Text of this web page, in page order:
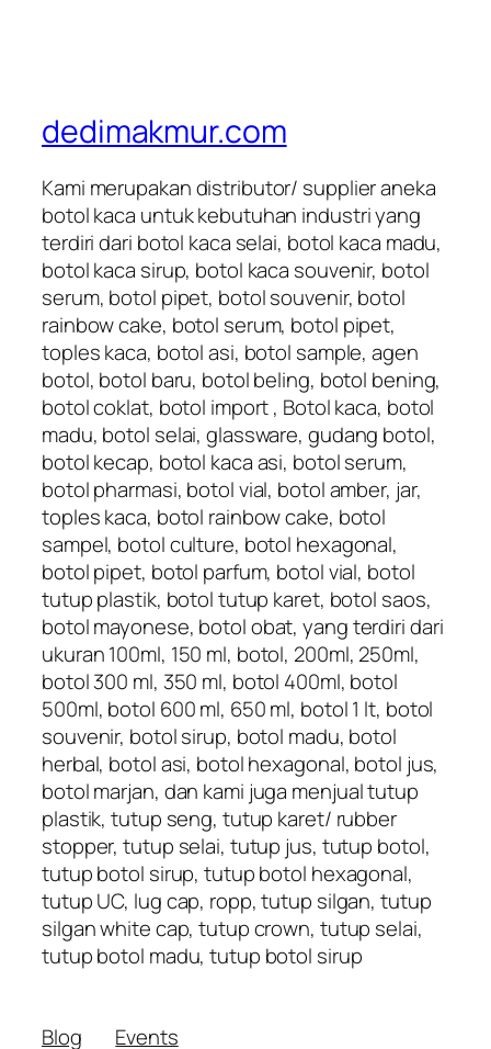
dedimakmur.com
Kami merupakan distributor/ supplier aneka
botol kaca untuk kebutuhan industri yang
terdiri dari botol kaca selai, botol kaca madu,
botol kaca sirup, botol kaca souvenir, botol
serum, botol pipet, botol souvenir, botol
rainbow cake, botol serum, botol pipet,
toples kaca, botol asi, botol sample, agen
botol, botol baru, botol beling, botol bening,
botol coklat, botol import , Botol kaca, botol
madu, botol selai, glassware, gudang botol,
botol kecap, botol kaca asi, botol serum,
botol pharmasi, botol vial, botol amber, jar,
toples kaca, botol rainbow cake, botol
sampel, botol culture, botol hexagonal,
botol pipet, botol parfum, botol vial, botol
tutup plastik, botol tutup karet, botol saos,
botol mayonese, botol obat, yang terdiri dari
ukuran 100ml, 150 ml, botol, 200ml, 250ml,
botol 300 ml, 350 ml, botol 400ml, botol
500ml, botol 600 ml, 650 ml, botol 1 lt, botol
souvenir, botol sirup, botol madu, botol
herbal, botol asi, botol hexagonal, botol jus,
botol marjan, dan kami juga menjual tutup
plastik, tutup seng, tutup karet/ rubber
stopper, tutup selai, tutup jus, tutup botol,
tutup botol sirup, tutup botol hexagonal,
tutup UC, lug cap, ropp, tutup silgan, tutup
silgan white cap, tutup crown, tutup selai,
tutup botol madu, tutup botol sirup
Blog Events